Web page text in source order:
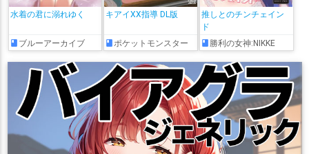
水着の君に溺れゆく
ブルーアーカイブ
キアイXX指導 DL版
ポケットモンスター
推しとのチンチェイン
ド
勝利の女神:NIKKE